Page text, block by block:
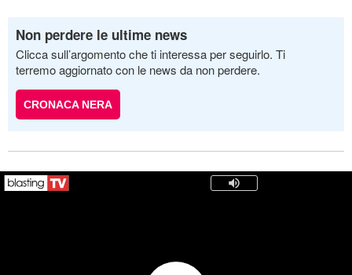
Non perdere le ultime news
Clicca sull’argomento che ti interessa per seguirlo. Ti
terremo aggiornato con le news da non perdere.
CRONACA NERA